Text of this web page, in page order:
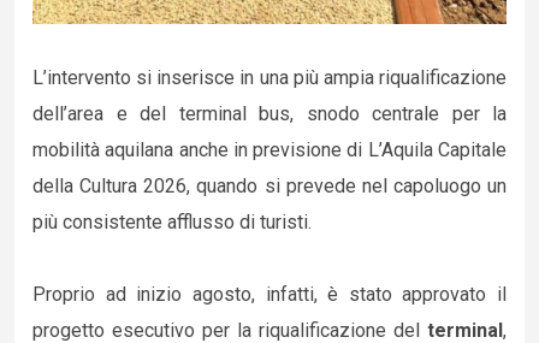
L’intervento si inserisce in una più ampia riqualificazione
dell’area e del terminal bus, snodo centrale per la
mobilità aquilana anche in previsione di L’Aquila Capitale
della Cultura 2026, quando si prevede nel capoluogo un
più consistente afflusso di turisti.
Proprio ad inizio agosto, infatti, è stato approvato il
progetto esecutivo per la riqualificazione del terminal,